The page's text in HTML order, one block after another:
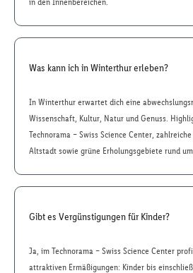
Was kann ich in Winterthur erleben?
In Winterthur erwartet dich eine
Wissenschaft, Kultur, Natur und Genuss.
Technorama – Swiss Science Center,
Altstadt sowie grüne Erholungsgebiete rund
Gibt es Vergünstigungen für Kinder?
Ja, im Technorama – Swiss Science Center
attraktiven Ermäßigungen: Kinder bis